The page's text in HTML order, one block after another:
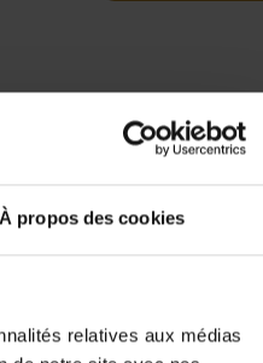
À propos des cookies
relatives aux médias
world 29,99
Ajouter au